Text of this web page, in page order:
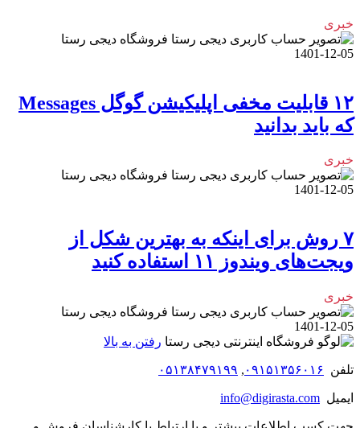
خبری
فروشگاه دیجی رستا
1401-12-05
۱۲ قابلیت مخفی اپلیکیشن گوگل Messages
که باید بدانید
خبری
فروشگاه دیجی رستا
1401-12-05
۷ روش برای اینکه به بهترین شکل از
ویجت‌های ویندوز ۱۱ استفاده کنید
خبری
فروشگاه دیجی رستا
1401-12-05
رفتن به بالا
تلفن ۰۹۱۵۱۳۵۶۰۱۶ , ۰۵۱۳۸۴۷۹۱۹۹
ایمیل info@digirasta.com